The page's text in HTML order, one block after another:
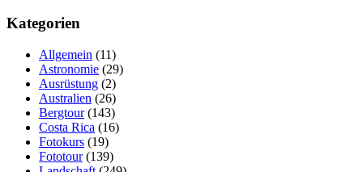
Kategorien
Allgemein (11)
Astronomie (29)
Ausrüstung (2)
Australien (26)
Bergtour(143)
Costa Rica (16)
Fotokurs (19)
Fototour(139)